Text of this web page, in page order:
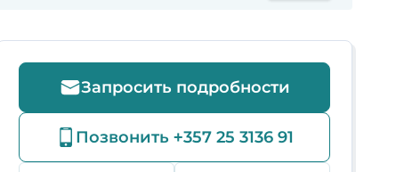
Запросить подробности
Позвонить +357 25 3136 91